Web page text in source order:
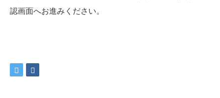
認画面へお進みください。